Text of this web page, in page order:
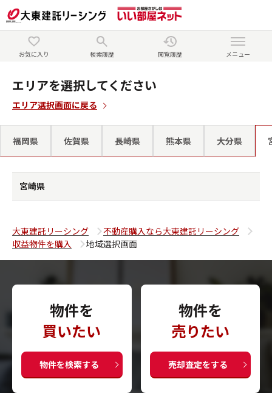
お気に入り 検索履歴 閲覧履歴 メニュー
エリアを選択してください
エリア選択画面に戻る
福岡県 佐賀県 長崎県 熊本県 大分県
宮崎県
大東建託リーシング
不動産購入なら大東建託リーシング
収益物件を購入
地域選択画面
物件を
買いたい
物件を検索する
物件を
売りたい
売却査定をする